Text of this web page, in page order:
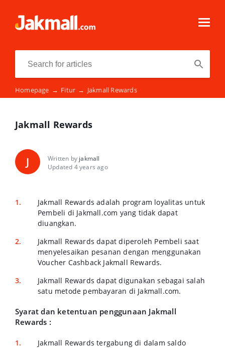
Homepage → Fitur → Jakmall Rewards
Jakmall Rewards
J Written by jakmall
Updated 4 years ago
Jakmall Rewards adalah program loyalitas untuk
Pembeli di Jakmall.com yang tidak dapat
diuangkan.
Jakmall Rewards dapat diperoleh Pembeli saat
menyelesaikan pesanan dengan menggunakan
Voucher Cashback Jakmall Rewards.
Jakmall Rewards dapat digunakan sebagai salah
satu metode pembayaran di Jakmall.com.
Syarat dan ketentuan penggunaan Jakmall
Rewards :
Jakmall Rewards tergabung di dalam saldo